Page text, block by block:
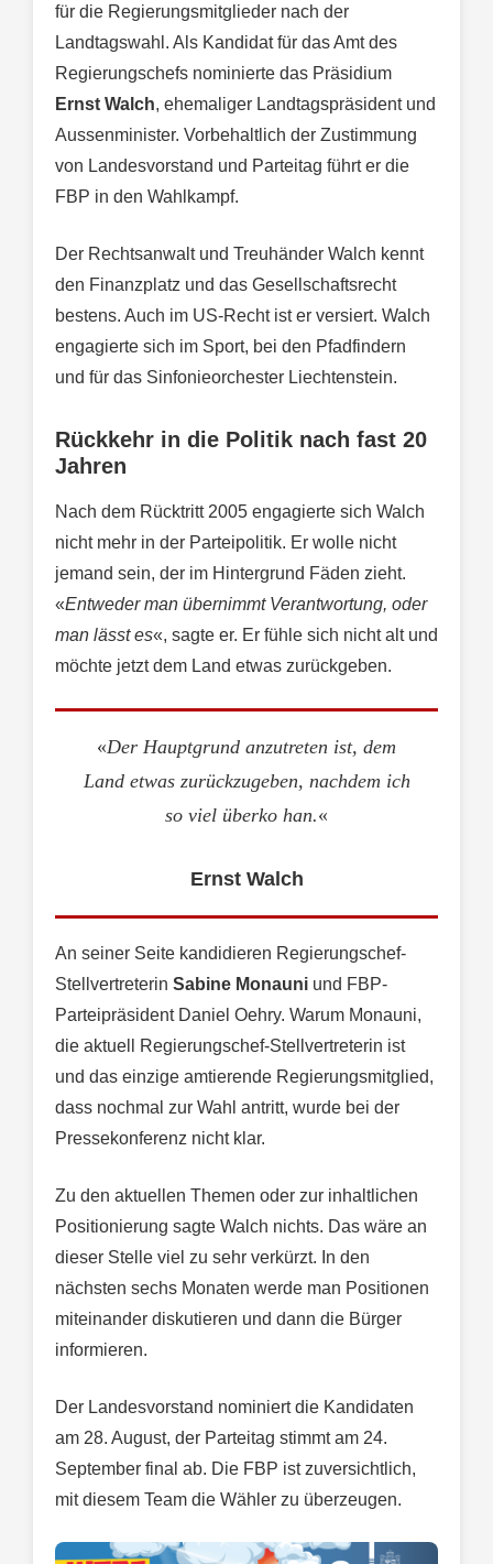
für die Regierungsmitglieder nach der
Landtagswahl. Als Kandidat für das Amt des
Regierungschefs nominierte das Präsidium
Ernst Walch, ehemaliger Landtagspräsident und
Aussenminister. Vorbehaltlich der Zustimmung
von Landesvorstand und Parteitag führt er die
FBP in den Wahlkampf.
Der Rechtsanwalt und Treuhänder Walch kennt
den Finanzplatz und das Gesellschaftsrecht
bestens. Auch im US-Recht ist er versiert. Walch
engagierte sich im Sport, bei den Pfadfindern
und für das Sinfonieorchester Liechtenstein.
Rückkehr in die Politik nach fast 20
Jahren
Nach dem Rücktritt 2005 engagierte sich Walch
nicht mehr in der Parteipolitik. Er wolle nicht
jemand sein, der im Hintergrund Fäden zieht.
«Entweder man übernimmt Verantwortung, oder
man lässt es«, sagte er. Er fühle sich nicht alt und
möchte jetzt dem Land etwas zurückgeben.
«Der Hauptgrund anzutreten ist, dem
Land etwas zurückzugeben, nachdem ich
so viel überko han.«
Ernst Walch
An seiner Seite kandidieren Regierungschef-
Stellvertreterin Sabine Monauni und FBP-
Parteipräsident Daniel Oehry. Warum Monauni,
die aktuell Regierungschef-Stellvertreterin ist
und das einzige amtierende Regierungsmitglied,
dass nochmal zur Wahl antritt, wurde bei der
Pressekonferenz nicht klar.
Zu den aktuellen Themen oder zur inhaltlichen
Positionierung sagte Walch nichts. Das wäre an
dieser Stelle viel zu sehr verkürzt. In den
nächsten sechs Monaten werde man Positionen
miteinander diskutieren und dann die Bürger
informieren.
Der Landesvorstand nominiert die Kandidaten
am 28. August, der Parteitag stimmt am 24.
September final ab. Die FBP ist zuversichtlich,
mit diesem Team die Wähler zu überzeugen.